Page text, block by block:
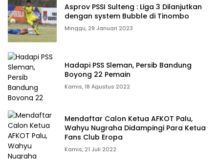
Asprov PSSI Sulteng : Liga 3 Dilanjutkan
dengan system Bubble di Tinombo
Minggu, 29 Januari 2023
Hadapi PSS Sleman, Persib Bandung
Boyong 22 Pemain
Kamis, 18 Agustus 2022
Mendaftar Calon Ketua AFKOT Palu,
Wahyu Nugraha Didampingi Para Ketua
Fans Club Eropa
Kamis, 21 Juli 2022